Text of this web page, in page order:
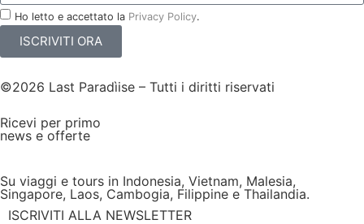
Ho letto e accettato la Privacy Policy.
ISCRIVITI ORA
©2026 Last Paradìise – Tutti i diritti riservati
Ricevi per primo
news e offerte
Su viaggi e tours in Indonesia, Vietnam, Malesia,
Singapore, Laos, Cambogia, Filippine e Thailandia.
ISCRIVITI ALLA NEWSLETTER